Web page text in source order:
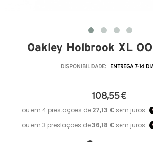
Oakley Holbrook XL
DISPONIBILIDADE: ENTREGA 7-14
108,55 €